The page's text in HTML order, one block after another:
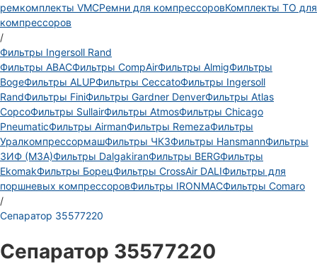
ремкомплекты VMCРемни для компрессоровКомплекты ТО для
компрессоров
/
Фильтры Ingersoll Rand
Фильтры ABACФильтры CompAirФильтры AlmigФильтры
BogeФильтры ALUPФильтры CeccatoФильтры Ingersoll
RandФильтры FiniФильтры Gardner DenverФильтры Atlas
CopcoФильтры SullairФильтры AtmosФильтры Chicago
PneumaticФильтры AirmanФильтры RemezaФильтры
УралкомпрессормашФильтры ЧКЗФильтры HansmannФильтры
ЗИФ (МЗА)Фильтры DalgakiranФильтры BERGФильтры
EkomakФильтры БорецФильтры CrossAir DALIФильтры для
поршневых компрессоровФильтры IRONMACФильтры Comaro
/
Сепаратор 35577220
Сепаратор 35577220